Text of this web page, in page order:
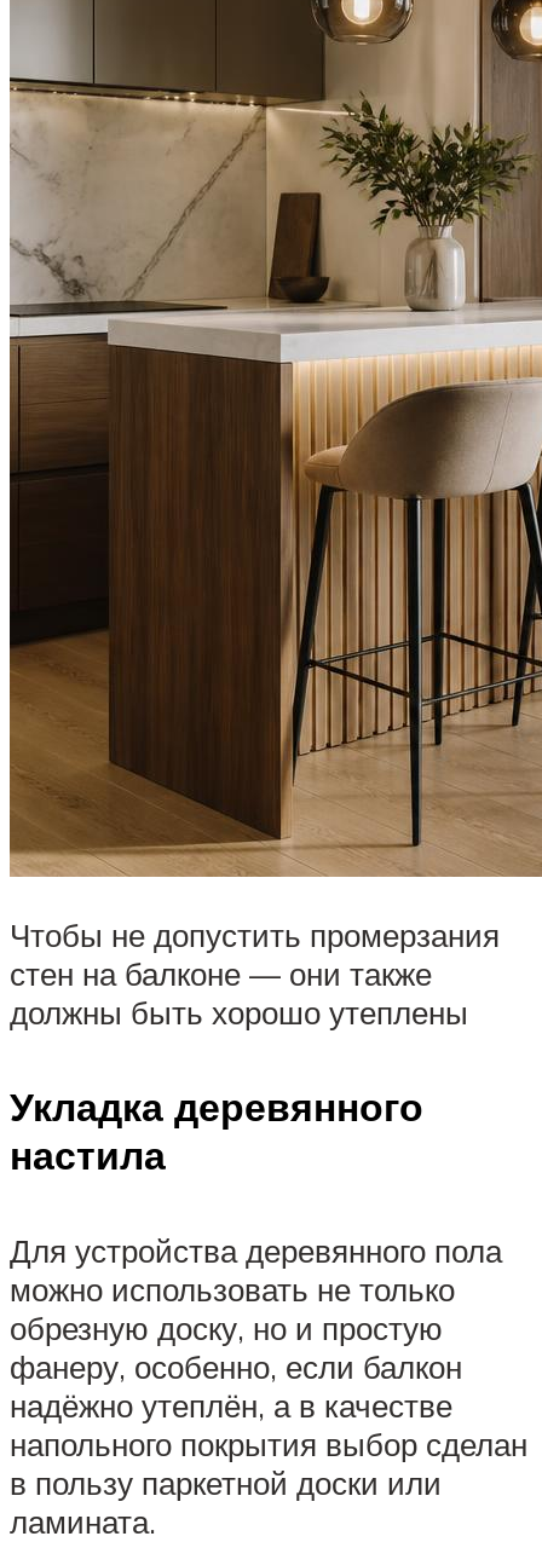
Чтобы не допустить промерзания
стен на балконе — они также
должны быть хорошо утеплены
Укладка деревянного
настила
Для устройства деревянного пола
можно использовать не только
обрезную доску, но и простую
фанеру, особенно, если балкон
надёжно утеплён, а в качестве
напольного покрытия выбор сделан
в пользу паркетной доски или
ламината.